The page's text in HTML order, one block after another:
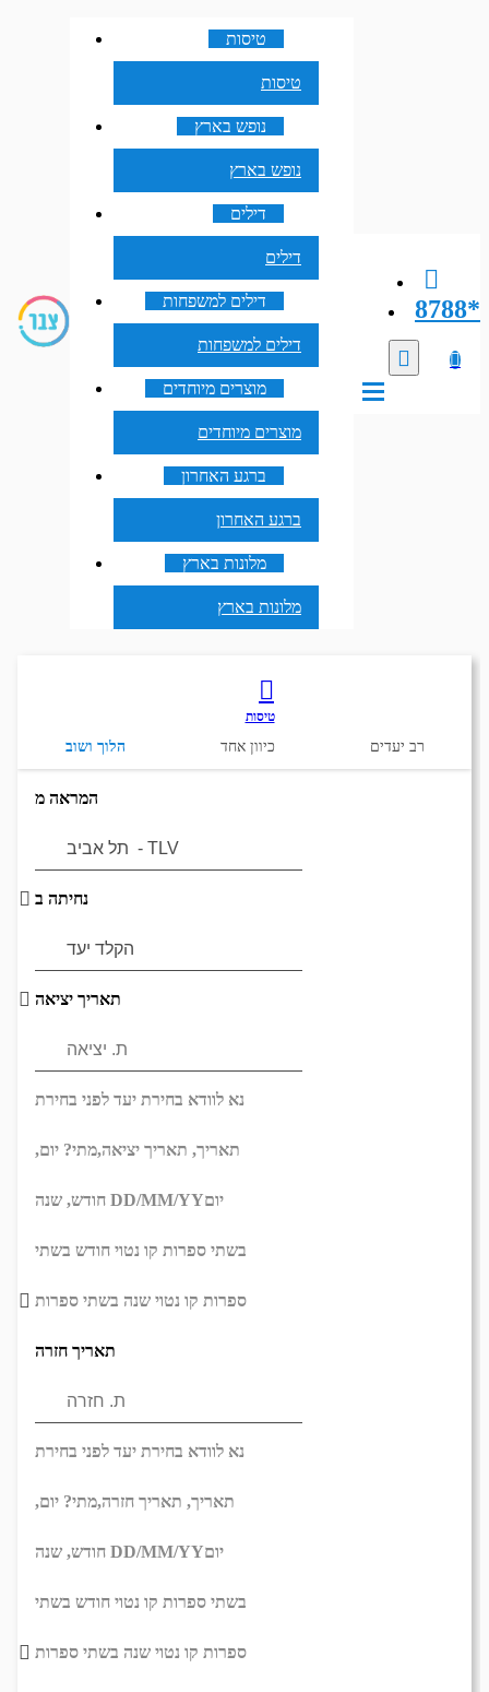
8788*
טיסות
טיסות
נופש בארץ
נופש בארץ
דילים
דילים
דילים למשפחות
דילים למשפחות
מוצרים מיוחדים
מוצרים מיוחדים
ברגע האחרון
ברגע האחרון
מלונות בארץ
מלונות בארץ
טיסות
הלוך ושוב כיוון אחד רב יעדים
המראה מ
נחיתה ב
תאריך יציאה
נא לוודא בחירת יעד לפני בחירת
תאריך, תאריך יציאה,מתי? יום,
DD/MM/YYיום
בשתי ספרות קו נטוי חודש בשתי
ספרות קו נטוי שנה בשתי ספרות
תאריך חזרה
נא לוודא בחירת יעד לפני בחירת
תאריך, תאריך חזרה,מתי? יום,
DD/MM/YYיום
בשתי ספרות קו נטוי חודש בשתי
ספרות קו נטוי שנה בשתי ספרות